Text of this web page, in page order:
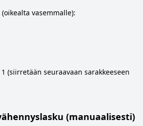
vasemmalle):
(siirretään seuraavaan sarakkeeseen
(manuaalisesti)